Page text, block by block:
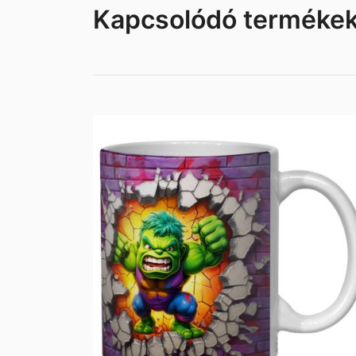
Kapcsolódó